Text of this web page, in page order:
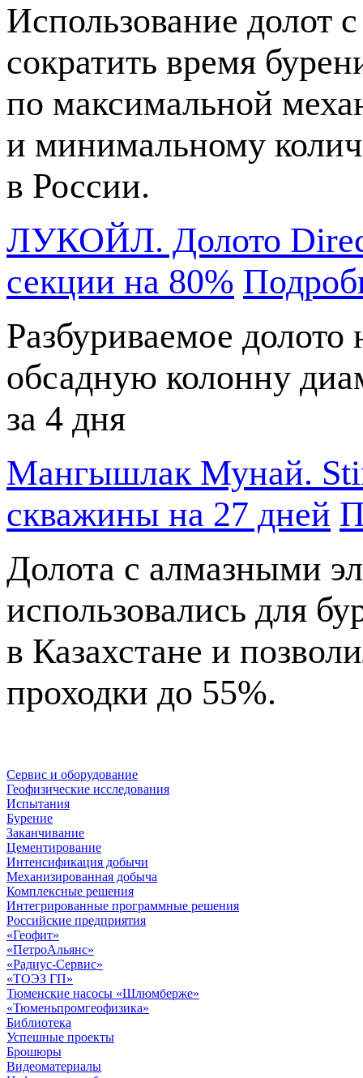
Использование долот
сократить время
по максимальной
и минимальному
в России.
ЛУКОЙЛ. Долото Direct
секции на 80%
Разбуриваемое
обсадную колонну
за 4 дня
Мангышлак Мунай.
скважины на 27 дней
Долота с алмазными
использовались для
в Казахстане и
проходки до 55%.
Сервис и оборудование
Геофизические исследования
Испытания
Бурение
Заканчивание
Цементирование
Интенсификация добычи
Механизированная добыча
Комплексные решения
Интегрированные программные решения
Российские предприятия
«Геофит»
«ПетроАльянс»
«Радиус-Сервис»
«ТОЭЗ ГП»
Тюменские насосы «Шлюмберже»
«Тюменьпромгеофизика»
Библиотека
Успешные проекты
Брошюры
Видеоматериалы